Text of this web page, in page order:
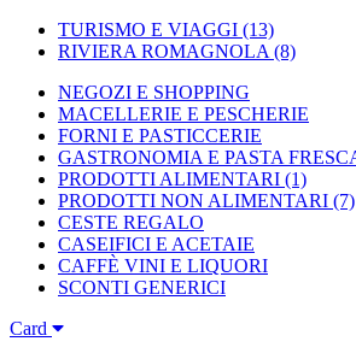
TURISMO E VIAGGI (13)
RIVIERA ROMAGNOLA (8)
NEGOZI E SHOPPING
MACELLERIE E PESCHERIE
FORNI E PASTICCERIE
GASTRONOMIA E PASTA
PRODOTTI ALIMENTARI (1)
PRODOTTI NON ALIMENTARI (7)
CESTE REGALO
CASEIFICI E ACETAIE
CAFFÈ VINI E LIQUORI
SCONTI GENERICI
Card